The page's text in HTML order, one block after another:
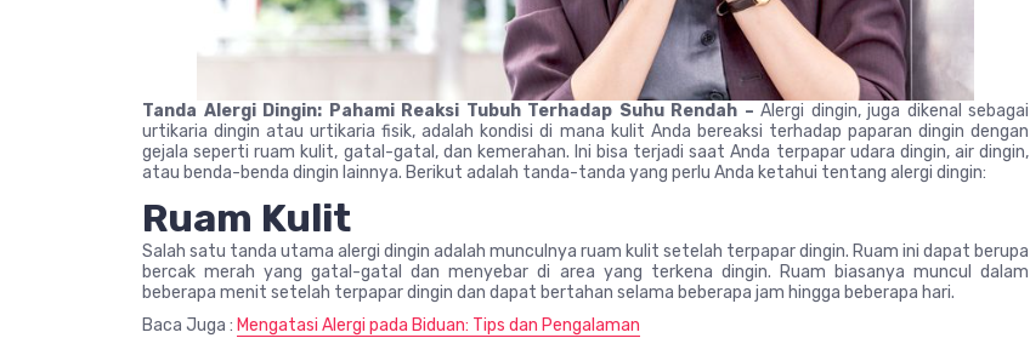
Tanda Alergi Dingin: Pahami Reaksi Tubuh Terhadap Suhu Rendah – Alergi dingin, juga dikenal sebagai
urtikaria dingin atau urtikaria fisik, adalah kondisi di mana kulit Anda bereaksi terhadap paparan dingin dengan
gejala seperti ruam kulit, gatal-gatal, dan kemerahan. Ini bisa terjadi saat Anda terpapar udara dingin, air dingin,
atau benda-benda dingin lainnya. Berikut adalah tanda-tanda yang perlu Anda ketahui tentang alergi dingin:
Ruam Kulit
Salah satu tanda utama alergi dingin adalah munculnya ruam kulit setelah terpapar dingin. Ruam ini dapat berupa
bercak merah yang gatal-gatal dan menyebar di area yang terkena dingin. Ruam biasanya muncul dalam
beberapa menit setelah terpapar dingin dan dapat bertahan selama beberapa jam hingga beberapa hari.
Baca Juga : Mengatasi Alergi pada Biduan: Tips dan Pengalaman